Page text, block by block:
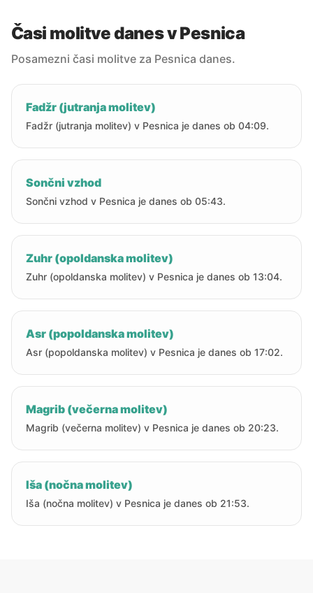
Časi molitve danes v Pesnica
Posamezni časi molitve za Pesnica danes.
Fadžr (jutranja molitev)
Fadžr (jutranja molitev) v Pesnica je danes ob 04:09.
Sončni vzhod
Sončni vzhod v Pesnica je danes ob 05:43.
Zuhr (opoldanska molitev)
Zuhr (opoldanska molitev) v Pesnica je danes ob 13:04.
Asr (popoldanska molitev)
Asr (popoldanska molitev) v Pesnica je danes ob 17:02.
Magrib (večerna molitev)
Magrib (večerna molitev) v Pesnica je danes ob 20:23.
Iša (nočna molitev)
Iša (nočna molitev) v Pesnica je danes ob 21:53.